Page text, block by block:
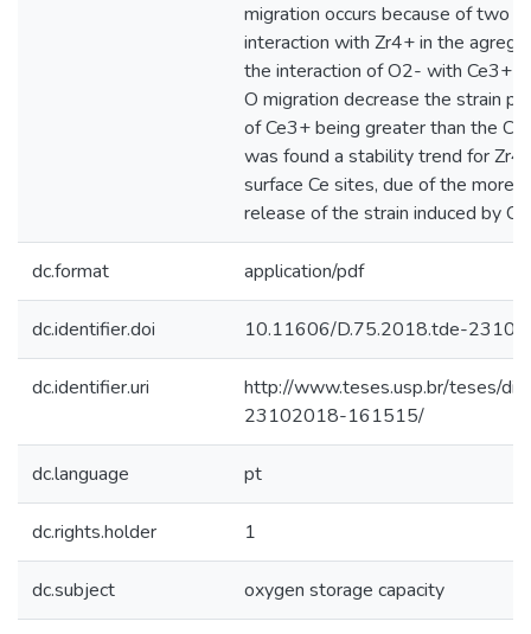
migration occurs because of two
interaction with Zr4+ in the
the interaction of O2- with Ce3+
O migration decrease the strain
of Ce3+ being greater than the
was found a stability trend for
surface Ce sites, due of the more
release of the strain induced by
dc.format application/pdf
dc.identifier.doi 10.11606/D.75.2018.tde-
dc.identifier.uri
http://www.teses.usp.br/teses/
23102018-161515/
dc.language pt
dc.rights.holder 1
dc.subject oxygen storage capacity